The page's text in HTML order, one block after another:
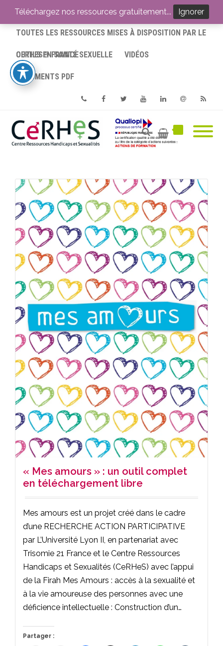
ACCUEIL
TOUTES LES RESSOURCES MISES À DISPOSITION PAR LE
CERHES® FRANCE
OUTILS EN SANTÉ SEXUELLE VIDÉOS
DOCUMENTS PDF
PhoneFacebookTwitterYoutube
« Mes amours » : un outil complet
en téléchargement libre
Mes amours est un projet créé dans le cadre
d’une RECHERCHE ACTION PARTICIPATIVE
par L’Université Lyon II, en partenariat avec
Trisomie 21 France et le Centre Ressources
Handicaps et Sexualités (CeRHeS) avec l’appui
de la Firah Mes Amours : accès à la sexualité et
à la vie amoureuse des personnes avec une
déficience intellectuelle : Construction d’un…
Partager :
Téléchargez nos ressources gratuitement... Ignorer